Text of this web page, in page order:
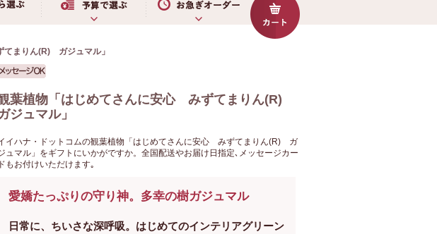
まりん(R) ガジュマル」
葉植物「はじめてさんに安心 みずてまりん(R)
ジュマル」
イハナ・ドットコムの観葉植物「はじめてさんに安心 みずてまりん(R) ガ
ュマル」をギフトにいかがですか。全国配送やお届け日指定､メッセージカー
ドもお付けいただけます｡
愛嬌たっぷりの守り神。多幸の樹ガジュマル
日常に、ちいさな深呼吸。はじめてのインテリアグリーン